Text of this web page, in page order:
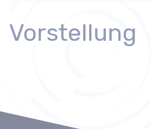
Vorstellung